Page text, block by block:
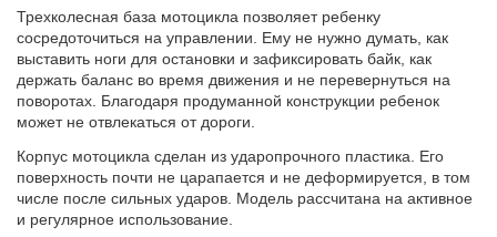
Трехколесная база мотоцикла позволяет ребенку
сосредоточиться на управлении. Ему не нужно думать, как
выставить ноги для остановки и зафиксировать байк, как
держать баланс во время движения и не перевернуться на
поворотах. Благодаря продуманной конструкции ребенок
может не отвлекаться от дороги.
Корпус мотоцикла сделан из ударопрочного пластика. Его
поверхность почти не царапается и не деформируется, в том
числе после сильных ударов. Модель рассчитана на активное
и регулярное использование.